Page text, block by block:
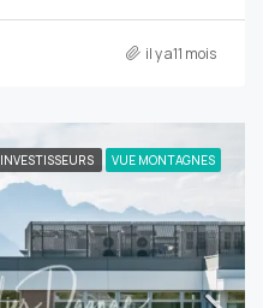
il y a11 mois
INVESTISSEURS VUE MONTAGNES